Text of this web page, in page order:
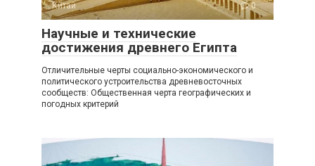
Китай 0
Научные и технические
достижения древнего Египта
Отличительные черты социально-экономического и
политического устроительства древневосточных
сообществ: Общественная черта географических и
погодных критерий